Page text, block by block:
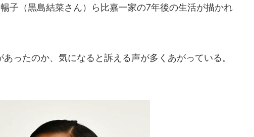
子（黒島結菜さん）ら比嘉一家の7年後の生活が描かれ
ったのか、気になると訴える声が多くあがっている。